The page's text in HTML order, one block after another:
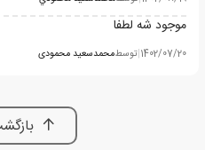
موجود شه لطفا
1402/07/20
|توسطمحمدسعید محمودی